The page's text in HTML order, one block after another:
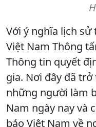
Với ý nghĩa lịch sử
Việt Nam Thông
Thông tin quyết
gia. Nơi đây đã
những người làm
Nam ngày nay và
báo Việt Nam về